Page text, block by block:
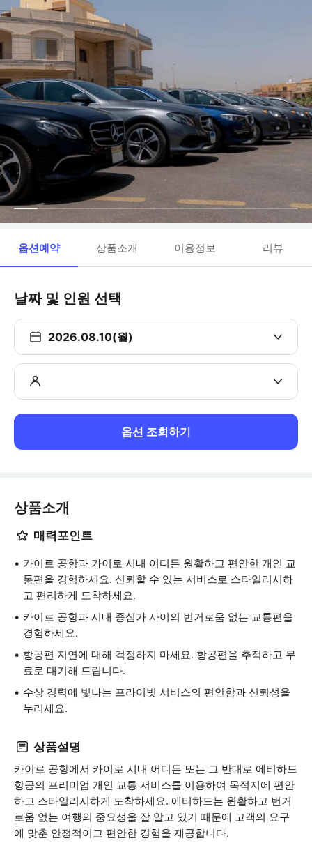
옵션예약 상품소개 이용정보 리뷰
날짜 및 인원 선택
2026.08.10(월)
옵션 조회하기
상품소개
매력포인트
카이로 공항과 카이로 시내 어디든 원활하고 편안한 개인 교
통편을 경험하세요. 신뢰할 수 있는 서비스로 스타일리시하
고 편리하게 도착하세요.
카이로 공항과 시내 중심가 사이의 번거로움 없는 교통편을
경험하세요.
항공편 지연에 대해 걱정하지 마세요. 항공편을 추적하고 무
료로 대기해 드립니다.
수상 경력에 빛나는 프라이빗 서비스의 편안함과 신뢰성을
누리세요.
상품설명
카이로 공항에서 카이로 시내 어디든 또는 그 반대로 에티하드
항공의 프리미엄 개인 교통 서비스를 이용하여 목적지에 편안
하고 스타일리시하게 도착하세요. 에티하드는 원활하고 번거
로움 없는 여행의 중요성을 잘 알고 있기 때문에 고객의 요구
에 맞춘 안정적이고 편안한 경험을 제공합니다.